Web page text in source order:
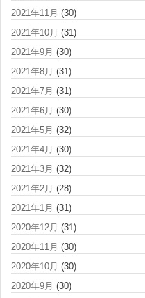
2021年11月 (30)
2021年10月 (31)
2021年9月 (30)
2021年8月 (31)
2021年7月 (31)
2021年6月 (30)
2021年5月 (32)
2021年4月 (30)
2021年3月 (32)
2021年2月 (28)
2021年1月 (31)
2020年12月 (31)
2020年11月 (30)
2020年10月 (30)
2020年9月 (30)